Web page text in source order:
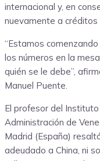
internacional y, en
nuevamente a créditos
“Estamos
los números en la
quién se le debe”,
Manuel Puente.
El profesor del
Administración de
Madrid (España)
adeudado a China, ni